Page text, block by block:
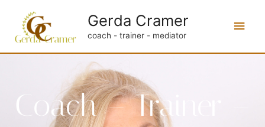
Gerda Cramer
coach - trainer - mediator
Coach – Trainer –